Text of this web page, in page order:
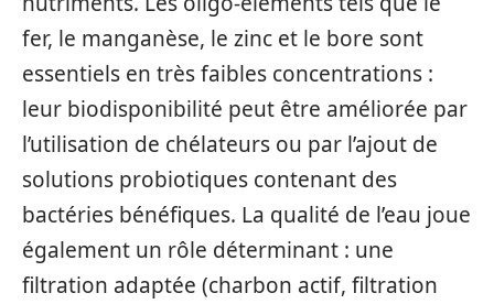
fer, le manganèse, le zinc et le bore sont
essentiels en très faibles concentrations :
leur biodisponibilité peut être améliorée par
l’utilisation de chélateurs ou par l’ajout de
solutions probiotiques contenant des
bactéries bénéfiques. La qualité de l’eau joue
également un rôle déterminant : une
filtration adaptée (charbon actif, filtration